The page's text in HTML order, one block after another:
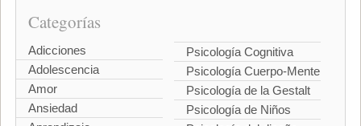
Categorías
Adicciones
Adolescencia
Amor
Ansiedad
Psicología Cognitiva
Psicología Cuerpo-Mente
Psicología de la Gestalt
Psicología de Niños